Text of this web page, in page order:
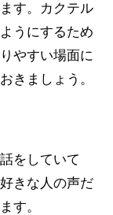
す。カクテル
うにするため
やすい場面に
きましょう。
をしていて
きな人の声だ
す。